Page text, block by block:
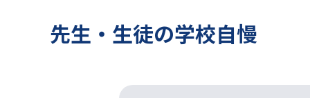
先生・生徒の学校自慢